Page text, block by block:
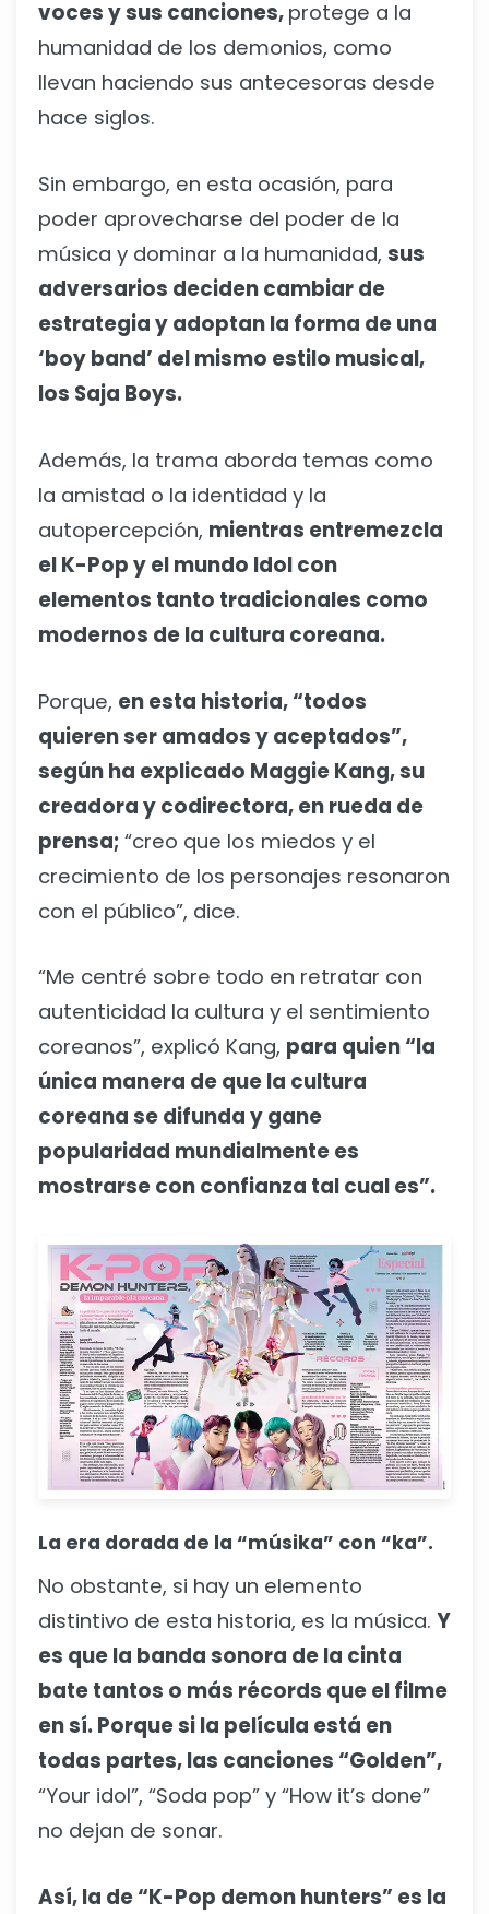
voces y sus canciones, protege a la
humanidad de los demonios, como
llevan haciendo sus antecesoras desde
hace siglos.
Sin embargo, en esta ocasión, para
poder aprovecharse del poder de la
música y dominar a la humanidad, sus
adversarios deciden cambiar de
estrategia y adoptan la forma de una
‘boy band’ del mismo estilo musical,
los Saja Boys.
Además, la trama aborda temas como
la amistad o la identidad y la
autopercepción, mientras entremezcla
el K-Pop y el mundo Idol con
elementos tanto tradicionales como
modernos de la cultura coreana.
Porque, en esta historia, “todos
quieren ser amados y aceptados”,
según ha explicado Maggie Kang, su
creadora y codirectora, en rueda de
prensa; “creo que los miedos y el
crecimiento de los personajes resonaron
con el público”, dice.
“Me centré sobre todo en retratar con
autenticidad la cultura y el sentimiento
coreanos”, explicó Kang, para quien “la
única manera de que la cultura
coreana se difunda y gane
popularidad mundialmente es
mostrarse con confianza tal cual es”.
La era dorada de la “músika” con “ka”.
No obstante, si hay un elemento
distintivo de esta historia, es la música. Y
es que la banda sonora de la cinta
bate tantos o más récords que el filme
en sí. Porque si la película está en
todas partes, las canciones “Golden”,
“Your idol”, “Soda pop” y “How it’s done”
no dejan de sonar.
Así, la de “K-Pop demon hunters” es la